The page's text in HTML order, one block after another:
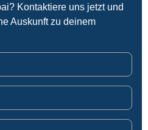
Kontaktiere uns jetzt und
Auskunft zu deinem